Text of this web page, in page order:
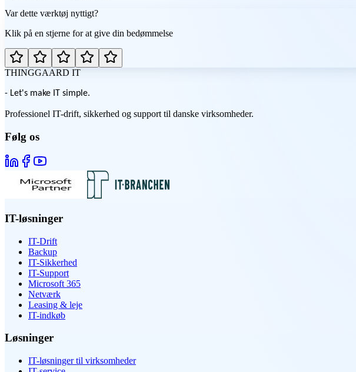
Var dette værktøj nyttigt?
Klik på en stjerne for at give din bedømmelse
THINGGAARD IT
- Let's make IT simple.
Professionel IT-drift, sikkerhed og support til danske virksomheder.
Følg os
IT-løsninger
IT-Drift
Backup
IT-Sikkerhed
IT-Support
Microsoft 365
Netværk
Leasing & leje
IT-indkøb
Løsninger
IT-løsninger til virksomheder